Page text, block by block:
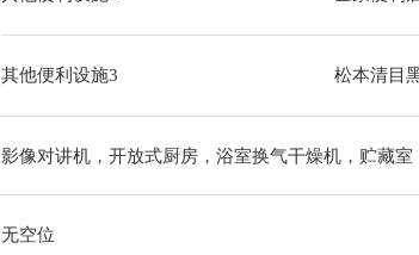
其他便利设施3 松本清目
影像对讲机，开放式厨房，浴室换气干燥机，贮藏室
无空位